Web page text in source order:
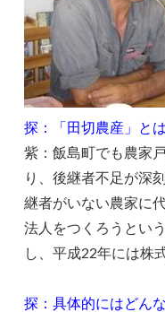
探：「田切農産」と
紫：飯島町でも農家
り、後継者不足が深
継者がいない農家に
法人をつくろうとい
し、平成22年には株
探：具体的にはどん